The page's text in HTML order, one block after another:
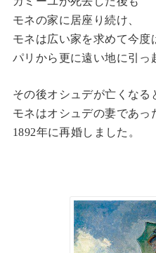
モネの家に居座り続け、
モネは広い家を求めて今度
パリから更に遠い地に引っ
その後オシュデが亡くなる
モネはオシュデの妻であっ
1892年に再婚しました。